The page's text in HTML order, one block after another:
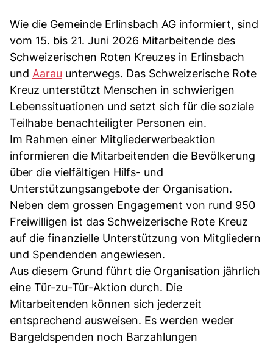
Wie die Gemeinde Erlinsbach AG informiert, sind
vom 15. bis 21. Juni 2026 Mitarbeitende des
Schweizerischen Roten Kreuzes in Erlinsbach
und Aarau unterwegs. Das Schweizerische Rote
Kreuz unterstützt Menschen in schwierigen
Lebenssituationen und setzt sich für die soziale
Teilhabe benachteiligter Personen ein.
Im Rahmen einer Mitgliederwerbeaktion
informieren die Mitarbeitenden die Bevölkerung
über die vielfältigen Hilfs- und
Unterstützungsangebote der Organisation.
Neben dem grossen Engagement von rund 950
Freiwilligen ist das Schweizerische Rote Kreuz
auf die finanzielle Unterstützung von Mitgliedern
und Spendenden angewiesen.
Aus diesem Grund führt die Organisation jährlich
eine Tür-zu-Tür-Aktion durch. Die
Mitarbeitenden können sich jederzeit
entsprechend ausweisen. Es werden weder
Bargeldspenden noch Barzahlungen